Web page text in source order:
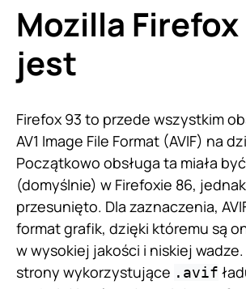
Mozilla
jest
Firefox 93 to przede wszystkim
AV1 Image File Format (AVIF) na
Początkowo obsługa ta miała
(domyślnie) w Firefoxie 86,
przesunięto. Dla zaznaczenia,
format grafik, dzięki któremu są
w wysokiej jakości i niskiej
strony wykorzystujące .avif